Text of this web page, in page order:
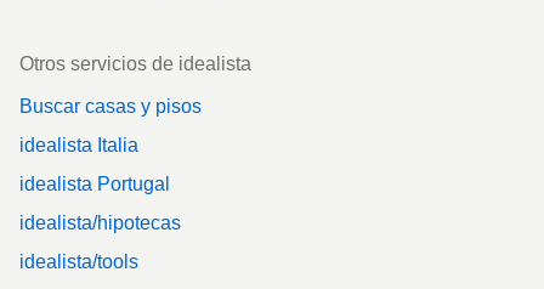
Otros servicios de idealista
Buscar casas y pisos
idealista Italia
idealista Portugal
idealista/hipotecas
idealista/tools